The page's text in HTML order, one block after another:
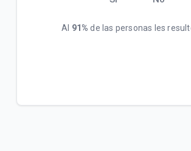
Al 91% de las personas les